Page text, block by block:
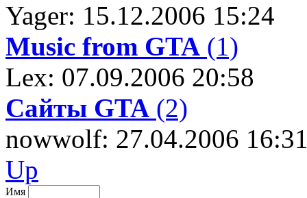
Yager: 15.12.2006 15:24
Music from GTA (1)
Lex: 07.09.2006 20:58
Сайты GTA (2)
nowwolf: 27.04.2006
Up
Имя